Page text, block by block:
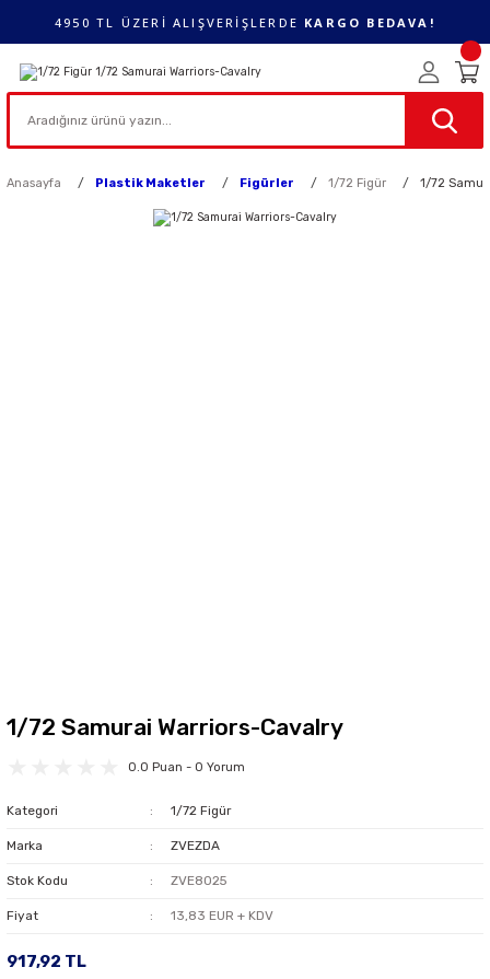
4950 TL ÜZERİ ALIŞVERİŞLERDE KARGO BEDAVA!
Anasayfa Plastik Maketler Figürler 1/72 Figür 1/72
1/72 Samurai Warriors-Cavalry
0.0 Puan - 0 Yorum
Kategori 1/72 Figür
Marka ZVEZDA
Stok Kodu ZVE8025
Fiyat 13,83 EUR + KDV
917,92 TL